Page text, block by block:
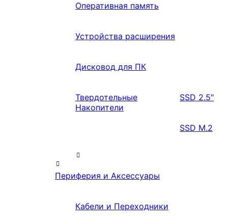
Оперативная память
Устройства расширения
Дисковод для ПК
Твердотельные
Накопители
SSD 2.5″
SSD M.2
Периферия и Аксессуары
Кабели и Переходники